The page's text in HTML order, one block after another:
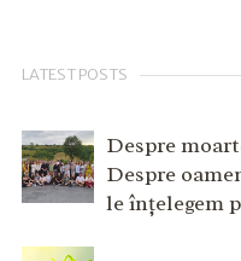
LATEST POSTS
Despre
Despre
le înțelegem